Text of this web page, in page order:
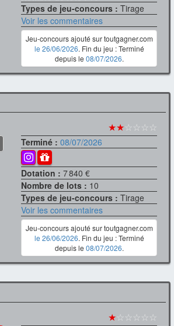
Types de jeu-concours :Tirage
Voir les commentaires
Jeu-concours ajouté sur toutgagner.com
le 26/06/2026. Fin du jeu : Terminé
depuis le 08/07/2026.
★★☆☆☆☆
Terminé :08/07/2026
Dotation :7 840 €
Nombre de lots : 10
Types de jeu-concours :Tirage
Voir les commentaires
Jeu-concours ajouté sur toutgagner.com
le 26/06/2026. Fin du jeu : Terminé
depuis le 08/07/2026.
★☆☆☆☆☆